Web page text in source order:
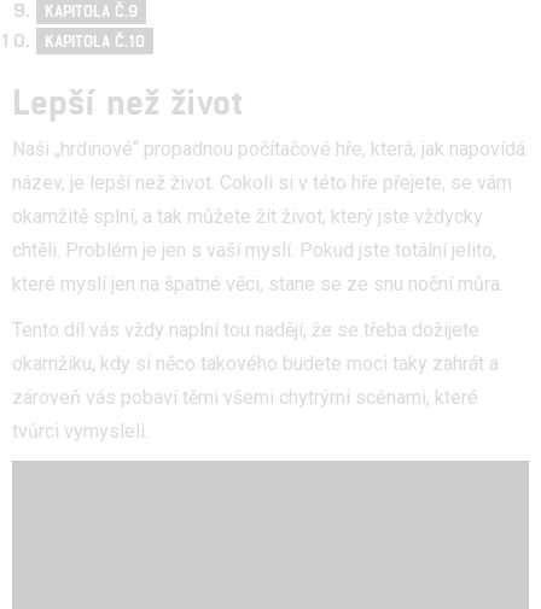
KAPITOLA Č.9
KAPITOLA Č.10
Lepší než život
Naši „hrdinové“ propadnou počítačové hře, která, jak napovídá
název, je lepší než život. Cokoli si v této hře přejete, se vám
okamžitě splní, a tak můžete žít život, který jste vždycky
chtěli. Problém je jen s vaší myslí. Pokud jste totální jelito,
které myslí jen na špatné věci, stane se ze snu noční můra.
Tento díl vás vždy naplní tou nadějí, že se třeba dožijete
okamžiku, kdy si něco takového budete moci taky zahrát a
zároveň vás pobaví těmi všemi chytrými scénami, které
tvůrci vymysleli.